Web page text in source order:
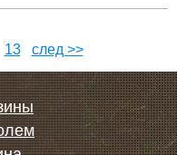
13 след >>